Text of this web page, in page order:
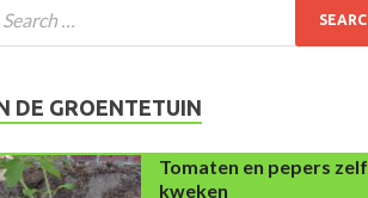
DE GROENTETUIN
Tomaten en pepers zelf
kweken